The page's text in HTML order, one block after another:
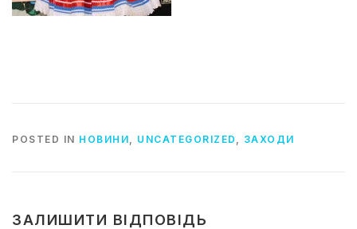
POSTED IN НОВИНИ UNCATEGORIZED ЗАХОДИ
ЗАЛИШИТИ ВІДПОВІДЬ